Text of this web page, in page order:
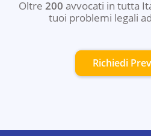
Oltre 200 avvocati in tutta
tuoi problemi legali
Richiedi